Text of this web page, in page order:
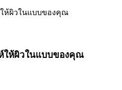
ให้ผิวในแบบของคุณ